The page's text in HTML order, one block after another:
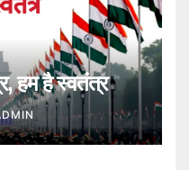
हम है स्वतंत्र